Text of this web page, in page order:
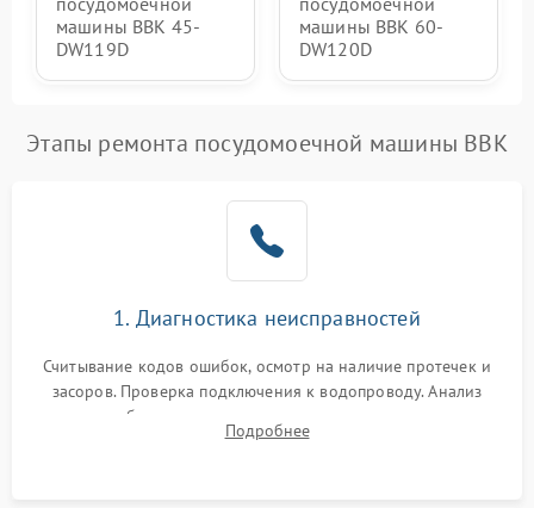
машины BBK 45-
DW119D
машины BBK 60-
DW120D
Этапы ремонта посудомоечной машины BBK
1. Диагностика неисправностей
Считывание кодов ошибок, осмотр на наличие протечек и
засоров. Проверка подключения к водопроводу. Анализ
жалоб на отсутствие слива, нагрева, вращения
разбрызгивателей или срабатывание системы защиты
Подробнее